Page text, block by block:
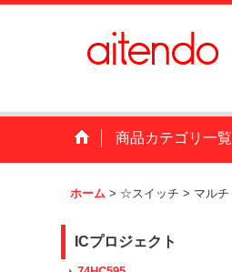
商品カテゴリ一覧
ホーム > ☆スイッチ > マルチ
ICプロジェクト